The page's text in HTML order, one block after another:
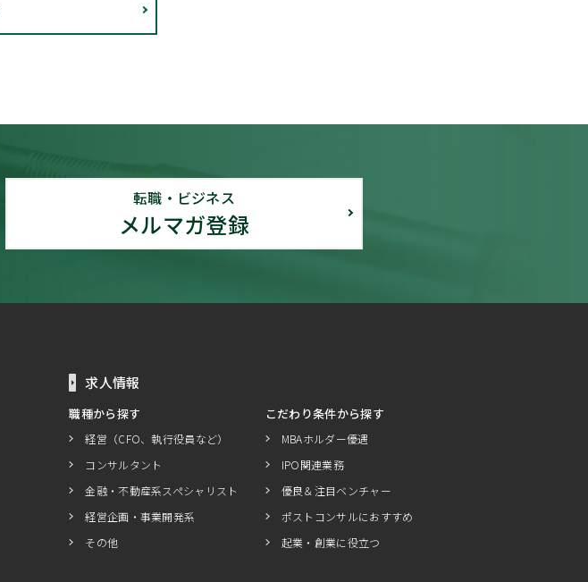
転職・ビジネス
メルマガ登録
求人情報
職種から探す
経営（CFO、執行役員など）
コンサルタント
金融・不動産系スペシャリスト
経営企画・事業開発系
その他
こだわり条件から探す
MBAホルダー優遇
IPO関連業務
優良＆注目ベンチャー
ポストコンサルにおすすめ
起業・創業に役立つ